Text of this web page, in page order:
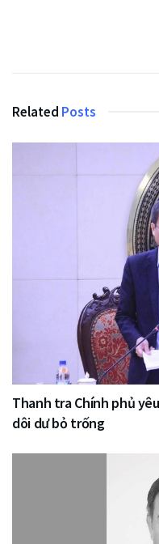
Related Posts
Thanh tra Chính phủ
dôi dư bỏ trống